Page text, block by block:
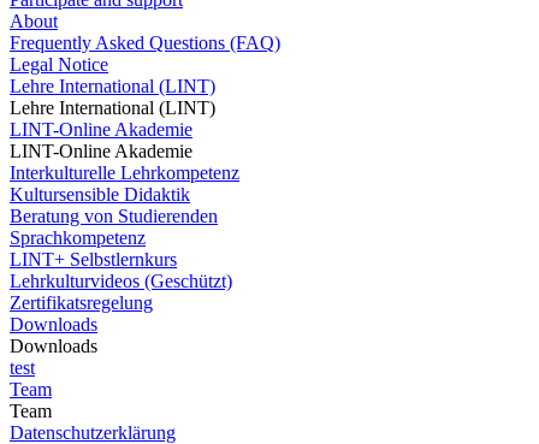
About
Frequently Asked Questions (FAQ)
Legal Notice
Lehre International (LINT)
Lehre International (LINT)
LINT-Online Akademie
LINT-Online Akademie
Interkulturelle Lehrkompetenz
Kultursensible Didaktik
Beratung von Studierenden
Sprachkompetenz
LINT+ Selbstlernkurs
Lehrkulturvideos (Geschützt)
Zertifikatsregelung
Downloads
Downloads
test
Team
Team
Datenschutzerklärung